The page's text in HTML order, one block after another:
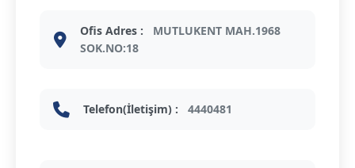
Ofis Adres :
MUTLUKENT MAH.1968
SOK.NO:18
Telefon(İletişim) : 4440481